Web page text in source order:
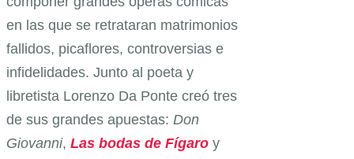
en las que se retrataran matrimonios
fallidos, picaflores, controversias e
infidelidades. Junto al poeta y
libretista Lorenzo Da Ponte creó tres
de sus grandes apuestas: Don
Giovanni, Las bodas de Fígaro y